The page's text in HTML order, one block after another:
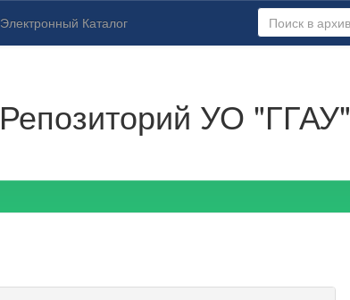
Электронный Каталог
Репозиторий УО "ГГАУ"